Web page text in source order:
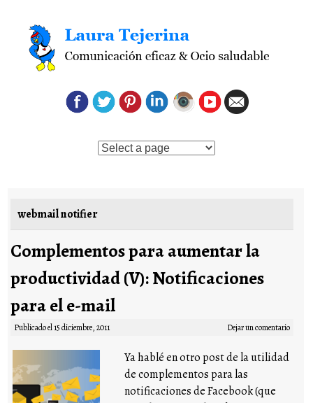
Saltar al contenido
webmail notifier
Complementos para aumentar la
productividad (V): Notificaciones
para el e-mail
Publicado el15 diciembre, 2011 Dejar un comentario
Ya hablé en otro post de la utilidad
de complementos para las
notificaciones de Facebook (que